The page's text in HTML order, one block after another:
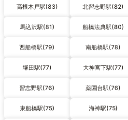
高根木戸駅(83) 北習志野駅(82)
馬込沢駅(81) 船橋法典駅(80)
西船橋駅(79) 南船橋駅(78)
塚田駅(77) 大神宮下駅(77)
習志野駅(76) 薬園台駅(76)
東船橋駅(75) 海神駅(75)